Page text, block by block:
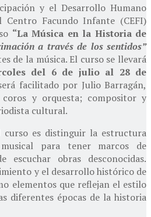
y el Desarrollo Humano
Centro Facundo Infante (CEFI)
“La Música en la Historia de
a través de los sentidos”
de la música. El curso se llevará
del 6 de julio al 28 de
facilitado por Julio Barragán,
y orquesta; compositor y
cultural.
es distinguir la estructura
para tener marcos de
obras desconocidas.
y el desarrollo histórico de
elementos que reflejan el estilo
diferentes épocas de la historia